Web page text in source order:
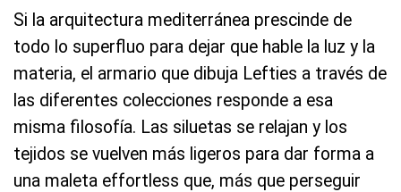
Si la arquitectura mediterránea prescinde de
todo lo superfluo para dejar que hable la luz y la
materia, el armario que dibuja Lefties a través de
las diferentes colecciones responde a esa
misma filosofía. Las siluetas se relajan y los
tejidos se vuelven más ligeros para dar forma a
una maleta effortless que, más que perseguir